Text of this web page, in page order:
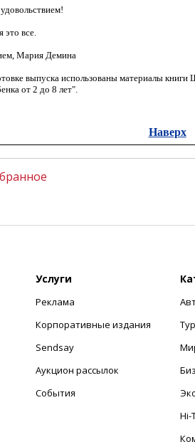
это все.
Мария Демина
выпуска использованы материалы
от 2 до 8 лет".
Наверх
Услуги
Реклама
Корпоративные издания
Sendsay
Аукцион рассылок
События
Hi-